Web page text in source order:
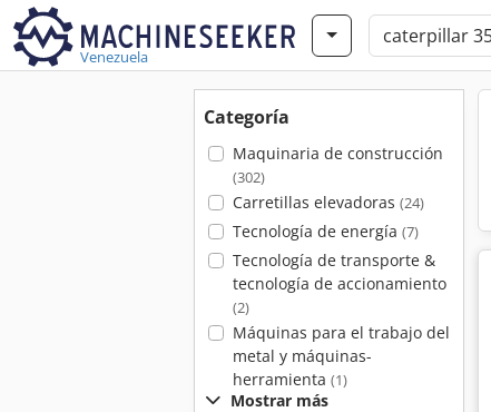
Venezuela
Categoría
Maquinaria de construcción
(302)
Carretillas elevadoras (24)
Tecnología de energía (7)
Tecnología de transporte &
tecnología de accionamiento
(2)
Máquinas para el trabajo del
metal y máquinas-
herramienta (1)
Mostrar más